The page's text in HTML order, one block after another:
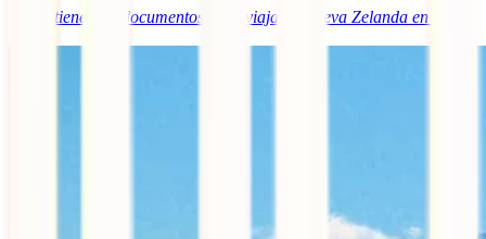
Aquí tienes los documentos para viajar a Nueva Zelanda en 2023